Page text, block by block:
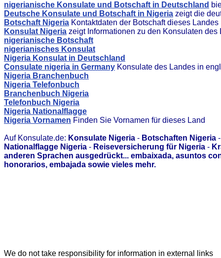
nigerianische Konsulate und Botschaft in Deutschland
Deutsche Konsulate und Botschaft in Nigeria zeigt die
Botschaft Nigeria Kontaktdaten der Botschaft dieses Landes
Konsulat Nigeria zeigt Informationen zu den Konsulaten des
nigerianische Botschaft
nigerianisches Konsulat
Nigeria Konsulat in Deutschland
Consulate nigeria in Germany Konsulate des Landes in
Nigeria Branchenbuch
Nigeria Telefonbuch
Branchenbuch Nigeria
Telefonbuch Nigeria
Nigeria Nationalflagge
Nigeria Vornamen Finden Sie Vornamen für dieses Land
Auf Konsulate.de: Konsulate Nigeria - Botschaften Nigeria
Nationalflagge Nigeria - Reiseversicherung für Nigeria -
anderen Sprachen ausgedrückt... embaixada, asuntos
honorarios, embajada sowie vieles mehr.
We do not take responsibility for information in external links